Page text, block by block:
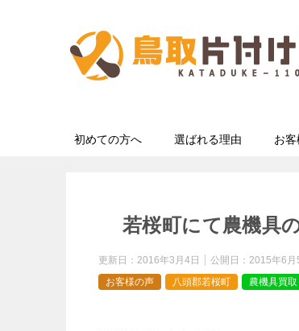
初めての方へ 選ばれる理由 お
若桜町にて農機具
更新日： 2016年3月4日 公開日： 2015年6月
お客様の声
八頭郡若桜町 農機具買